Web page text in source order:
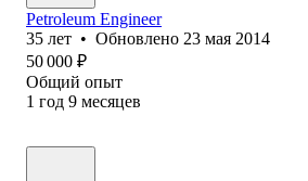
Petroleum Engineer
35 лет • Обновлено 23 мая 2014
50 000 ₽
Общий опыт
1 год 9 месяцев